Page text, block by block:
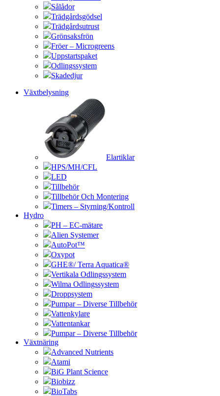
Sålådor
Trädgårdsgödsel
Trädgårdsutrust
Grönsaksfrön
Fröer – Microgreens
Uppstartspaket
Odlingssystem
Skadedjur
Växtbelysning
Elartiklar
HPS/MH/CFL
LED
Tillbehör
Tillbehör Och Montering
Timers – Styrning/Kontroll
Hydro
PH – EC-mätare
Alien Systemer
AutoPot™
Oxypot
GHE®/ Terra Aquatica®
Vertikala Odlingssystem
Wilma Odlingssystem
Droppsystem
Pumpar – Diverse Tillbehör
Vattenkylare
Vattentankar
Pumpar – Diverse Tillbehör
Växtnäring
Advanced Nutrients
Atami
BiG Plant Science
Biobizz
BioTabs